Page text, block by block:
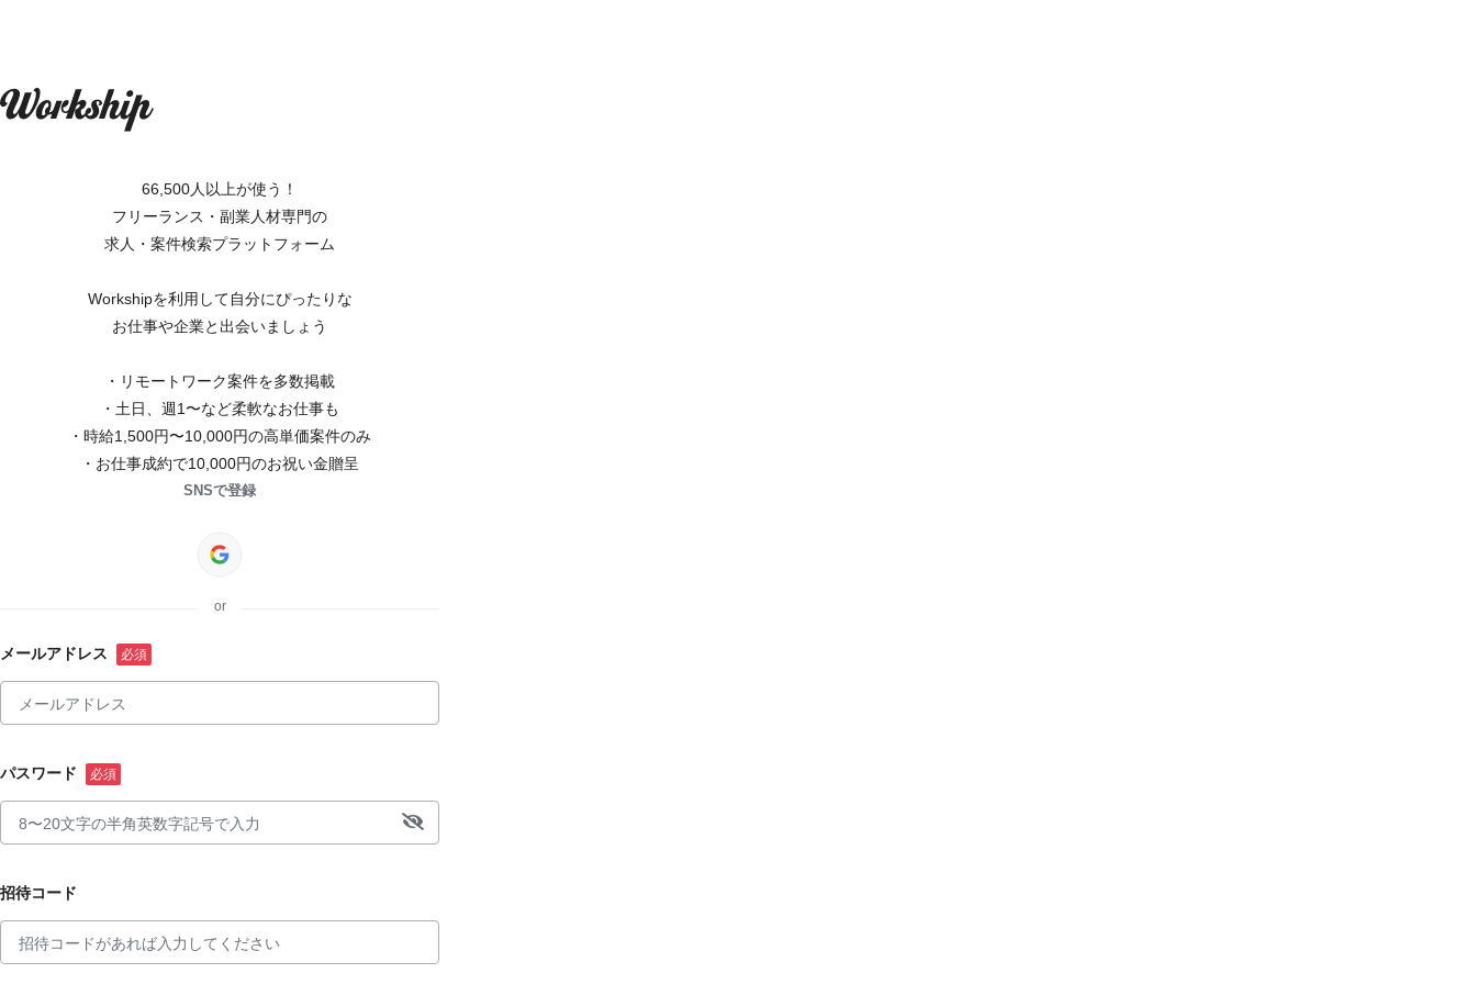
66,500人以上が使う！
フリーランス・副業人材専門の
求人・案件検索プラットフォーム
Workshipを利用して自分にぴったりな
お仕事や企業と出会いましょう
・リモートワーク案件を多数掲載
・土日、週1〜など柔軟なお仕事も
・時給1,500円〜10,000円の高単価案件のみ
・お仕事成約で10,000円のお祝い金贈呈
SNSで登録
or
メールアドレス
パスワード
招待コード